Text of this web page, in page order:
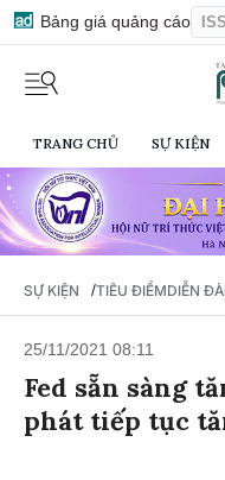
Bảng giá quảng cáo
TRANG CHỦ SỰ KIỆN
SỰ KIỆN /TIÊU ĐIỂMDIỄN
25/11/2021 08:11
Fed sẵn sàng
phát tiếp tục